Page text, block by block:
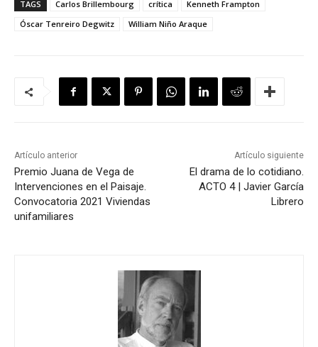
TAGS Carlos Brillembourg crítica
Kenneth Frampton
Óscar Tenreiro Degwitz
William Niño Araque
Artículo anterior
Premio Juana de Vega de
Intervenciones en el Paisaje.
Convocatoria 2021 Viviendas
unifamiliares
Artículo siguiente
El drama de lo cotidiano.
ACTO 4 | Javier García
Librero